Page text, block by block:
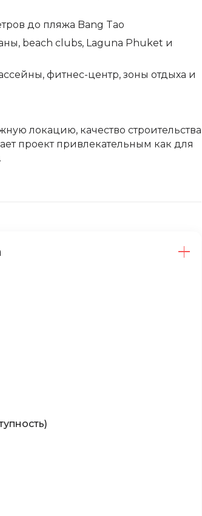
до пляжа Bang Tao
beach clubs, Laguna Phuket и
фитнес-центр, зоны отдыха и
локацию, качество строительства
проект привлекательным как для